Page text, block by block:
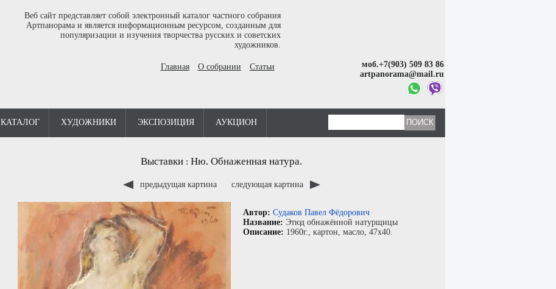
Веб сайт представляет собой электронный каталог частного собрания
Артпанорама и является информационным ресурсом, созданным для
популяризации и изучения творчества русских и советских
художников.
Главная О собрании Статьи
моб.+7(903) 509 83 86
artpanorama@mail.ru
КАТАЛОГ ХУДОЖНИКИ ЭКСПОЗИЦИЯ АУКЦИОН
Выставки : Ню. Обнаженная натура.
предыдущая картина следующая картина
Автор: Судаков Павел Фёдорович
Название: Этюд обнажённой натурщицы
Описание: 1960г., картон, масло, 47x40.